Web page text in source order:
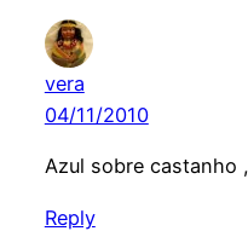
vera
04/11/2010
Azul sobre castanho
Reply